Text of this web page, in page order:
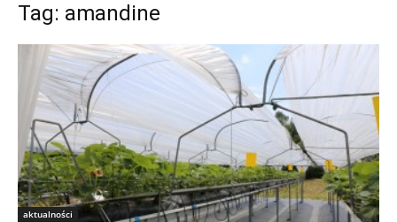
Tag: amandine
aktualności